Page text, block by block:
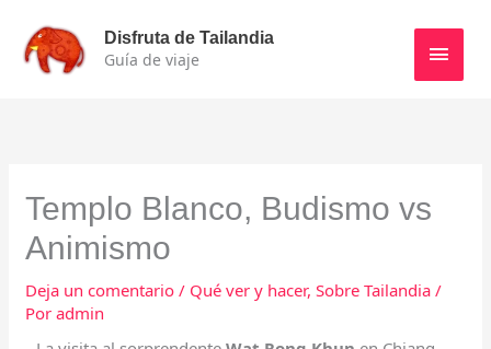
contenido
Disfruta de Tailandia
Guía de viaje
Menú
Templo Blanco, Budismo vs
Animismo
Deja un comentario / Qué ver y hacer,Sobre Tailandia /
Poradmin